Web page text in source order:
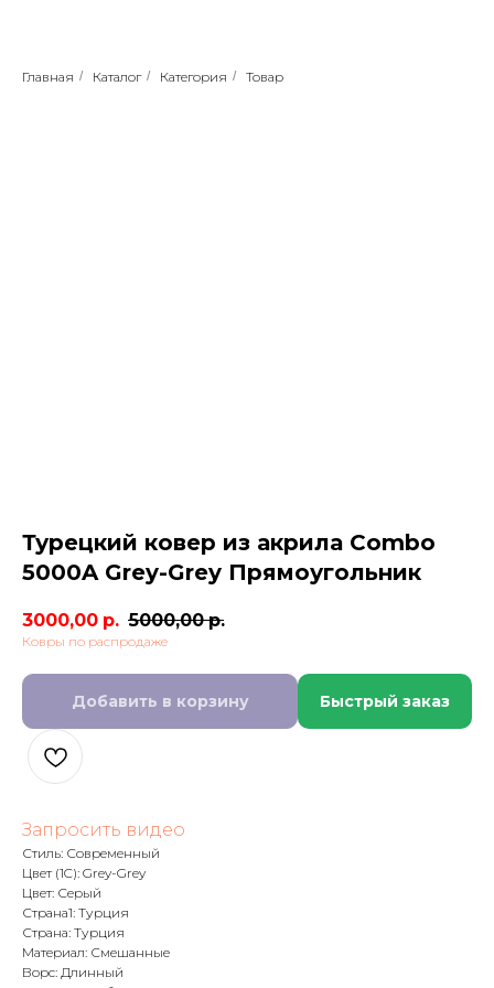
Главная / Каталог / Категория / Товар
Турецкий ковер из акрила Combo
5000A Grey-Grey Прямоугольник
3000,00 р. 5000,00 р.
Ковры по распродаже
Добавить в корзину Быстрый заказ
Запросить видео
Стиль: Современный
Цвет (1C): Grey-Grey
Цвет: Серый
Страна1: Турция
Страна: Турция
Материал: Смешанные
Ворс: Длинный